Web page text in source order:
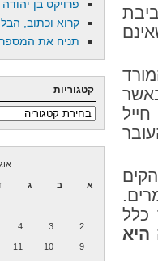
כלל
היא
פרויקט בן יהודה
קרוא וכתוב,
תניח את
קטגוריות
קטגוריות
א ב ג
2
3
4
9
10
11